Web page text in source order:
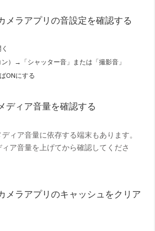
メラアプリの音設定を確認する
）→「シャッター音」または「撮影音」
ONにする
ディア音量を確認する
ィア音量に依存する端末もあります。
ア音量を上げてから確認してくださ
メラアプリのキャッシュをクリア